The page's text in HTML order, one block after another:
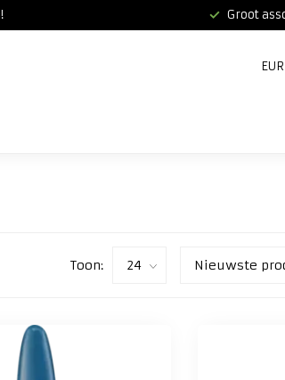
Groot
EUR
Toon: